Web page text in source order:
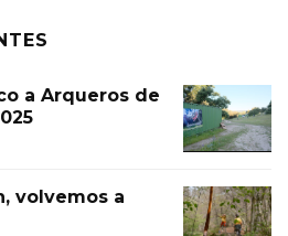
a Arqueros de
volvemos a